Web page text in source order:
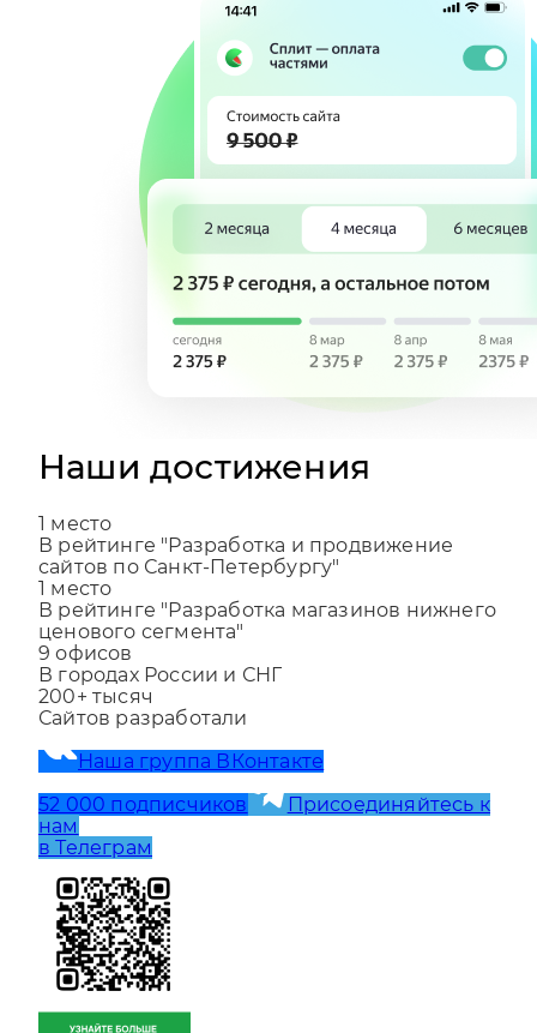
Наши достижения
1место
В рейтинге "Разработка и продвижение
сайтов по Санкт-Петербургу"
1место
В рейтинге "Разработка магазинов нижнего
ценового сегмента"
9 офисов
В городах России и СНГ
200+тысяч
52 000 подписчиков
нам